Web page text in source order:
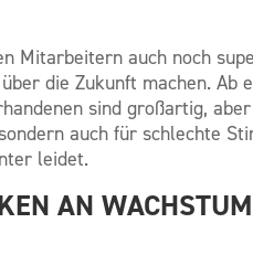
Mitarbeitern auch noch
die Zukunft machen. Ab
sind großartig,
auch für schlechte
leidet.
AN